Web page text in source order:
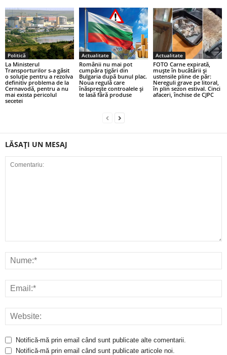
Politică
La Ministerul
Transporturilor s-a găsit
o soluție pentru a rezolva
definitiv problema de la
Cernavodă, pentru a nu
mai exista pericolul
secetei
Actualitate
Românii nu mai pot
cumpăra țigări din
Bulgaria după bunul plac.
Noua regulă care
înăsprește controalele și
te lasă fără produse
Actualitate
FOTO Carne expirată,
muște în bucătării și
ustensile pline de păr:
Nereguli grave pe litoral,
în plin sezon estival. Cinci
afaceri, închise de CJPC
LĂSAȚI UN MESAJ
Notifică-mă prin email când sunt publicate alte comentarii.
Notifică-mă prin email când sunt publicate articole noi.